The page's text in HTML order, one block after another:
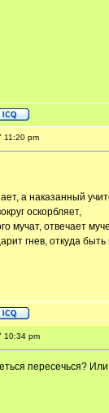
11:20 pm
а наказанный
оскорбляет,
мучат, отвечает
гнев, откуда
10:34 pm
пересечься?